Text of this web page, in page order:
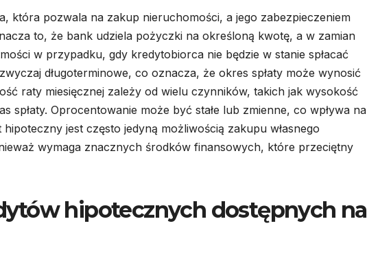
która pozwala na zakup nieruchomości, a jego zabezpieczeniem
to, że bank udziela pożyczki na określoną kwotę, a w zamian
w przypadku, gdy kredytobiorca nie będzie w stanie spłacać
długoterminowe, co oznacza, że okres spłaty może wynosić
raty miesięcznej zależy od wielu czynników, takich jak wysokość
spłaty. Oprocentowanie może być stałe lub zmienne, co wpływa na
jest często jedyną możliwością zakupu własnego
wymaga znacznych środków finansowych, które przeciętny
hipotecznych dostępnych na